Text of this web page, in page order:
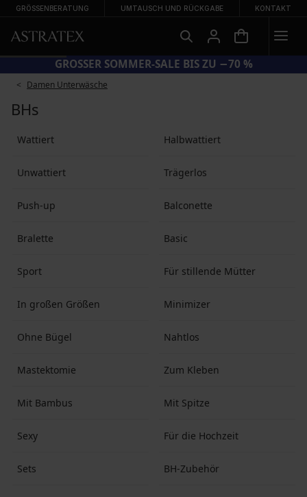
GRÖSSENBERATUNG UMTAUSCH UND RÜCKGABE KONTAKT
GROSSER SOMMER-SALE BIS ZU −70 %
Damen Unterwäsche
BHs
Wattiert Halbwattiert
Unwattiert Trä­ger­los
Push-up Balconette
Bralette Basic
Sport Für stillende Mütter
In großen Größen Minimizer
Ohne Bügel Nahtlos
Mastektomie Zum Kleben
Mit Bambus Mit Spitze
Sexy Für die Hochzeit
Sets BH-Zubehör